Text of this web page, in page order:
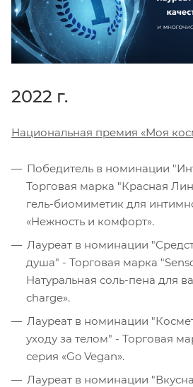
2022 г.
Национальная премия «Моя
Победитель в номинации
Торговая марка "Красная
гель-биомиметик для
«Нежность и комфорт».
Лауреат в номинации
душа" - Торговая марка
Натуральная соль-пена для
charge».
Лауреат в номинации
уходу за телом" - Торговая
серия «Go Vegan».
Лауреат в номинации